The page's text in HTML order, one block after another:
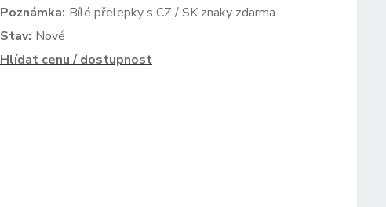
Poznámka: Bílé přelepky s CZ / SK znaky zdarma
Stav: Nové
Hlídat cenu / dostupnost